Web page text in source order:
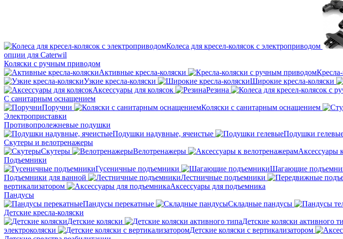
Колеса для кресел-колясок с электроприводом
опции для Caterwil
Коляски с ручным приводом
Активные кресла-коляски
Узкие кресла-коляски
Широкие кресла-коляски
Аксессуары для колясок
Резина
С санитарным оснащением
Поручни
Коляски с санитарным оснащением
Электроприставки
Противопролежневые подушки
Подушки надувные, ячеистые
Подушки
Скутеры и велотренажеры
Скутеры
Велотренажеры
Аксессуары
Подъемники
Гусеничные подъемники
Шагающие
Подъемники для ванной
Лестничные подъемники
вертикализатором
Аксессуары для подъемника
Пандусы
Пандусы перекатные
Складные пандусы
Детские кресла-коляски
Детские коляски
Детские коляски активного
электроколяски
Детские коляски с вертикализатором